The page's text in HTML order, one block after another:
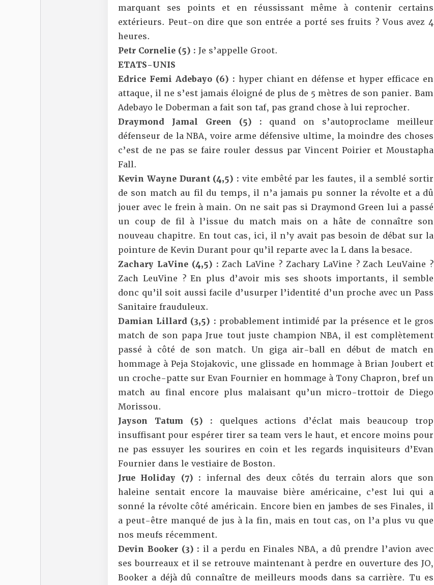
marquant ses points et en réussissant même à contenir certains
extérieurs. Peut-on dire que son entrée a porté ses fruits ? Vous avez 4
heures.
Petr Cornelie (5) : Je s’appelle Groot.
ETATS-UNIS
Edrice Femi Adebayo (6) : hyper chiant en défense et hyper efficace en
attaque, il ne s’est jamais éloigné de plus de 5 mètres de son panier. Bam
Adebayo le Doberman a fait son taf, pas grand chose à lui reprocher.
Draymond Jamal Green (5) : quand on s’autoproclame meilleur
défenseur de la NBA, voire arme défensive ultime, la moindre des choses
c’est de ne pas se faire rouler dessus par Vincent Poirier et Moustapha
Fall.
Kevin Wayne Durant (4,5) : vite embêté par les fautes, il a semblé sortir
de son match au fil du temps, il n’a jamais pu sonner la révolte et a dû
jouer avec le frein à main. On ne sait pas si Draymond Green lui a passé
un coup de fil à l’issue du match mais on a hâte de connaître son
nouveau chapitre. En tout cas, ici, il n’y avait pas besoin de débat sur la
pointure de Kevin Durant pour qu’il reparte avec la L dans la besace.
Zachary LaVine (4,5) :Zach LaVine ? Zachary LaVine ? Zach LeuVaine ?
Zach LeuVine ? En plus d’avoir mis ses shoots importants, il semble
donc qu’il soit aussi facile d’usurper l’identité d’un proche avec un Pass
Sanitaire frauduleux.
Damian Lillard (3,5) : probablement intimidé par la présence et le gros
match de son papa Jrue tout juste champion NBA, il est complètement
passé à côté de son match. Un giga air-ball en début de match en
hommage à Peja Stojakovic, une glissade en hommage à Brian Joubert et
un croche-patte sur Evan Fournier en hommage à Tony Chapron, bref un
match au final encore plus malaisant qu’un micro-trottoir de Diego
Morissou.
Jayson Tatum (5) : quelques actions d’éclat mais beaucoup trop
insuffisant pour espérer tirer sa team vers le haut, et encore moins pour
ne pas essuyer les sourires en coin et les regards inquisiteurs d’Evan
Fournier dans le vestiaire de Boston.
Jrue Holiday (7) : infernal des deux côtés du terrain alors que son
haleine sentait encore la mauvaise bière américaine, c’est lui qui a
sonné la révolte côté américain. Encore bien en jambes de ses Finales, il
a peut-être manqué de jus à la fin, mais en tout cas, on l’a plus vu que
nos meufs récemment.
Devin Booker (3) :il a perdu en Finales NBA, a dû prendre l’avion avec
ses bourreaux et il se retrouve maintenant à perdre en ouverture des JO,
Booker a déjà dû connaître de meilleurs moods dans sa carrière. Tu es